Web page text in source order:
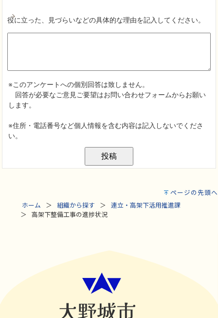
ページの先頭へ
ホーム
組織から探す
連立・高架下活用推進課
高架下整備工事の進捗状況